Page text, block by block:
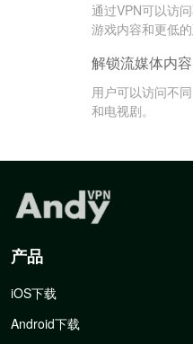
通过VPN可以访
游戏内容和更低的
解锁流媒体内容
用户可以访问不
和电视剧。
产品
iOS下载
Android下载